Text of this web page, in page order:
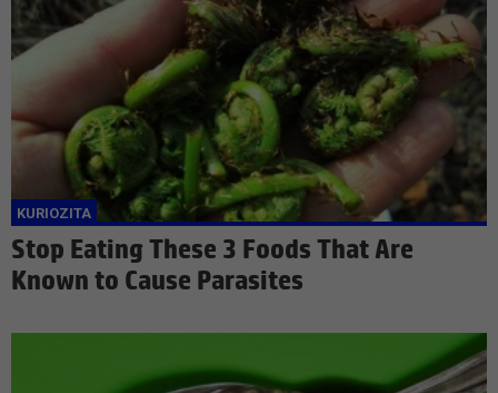
Stop Eating These 3 Foods That Are
Known to Cause Parasites